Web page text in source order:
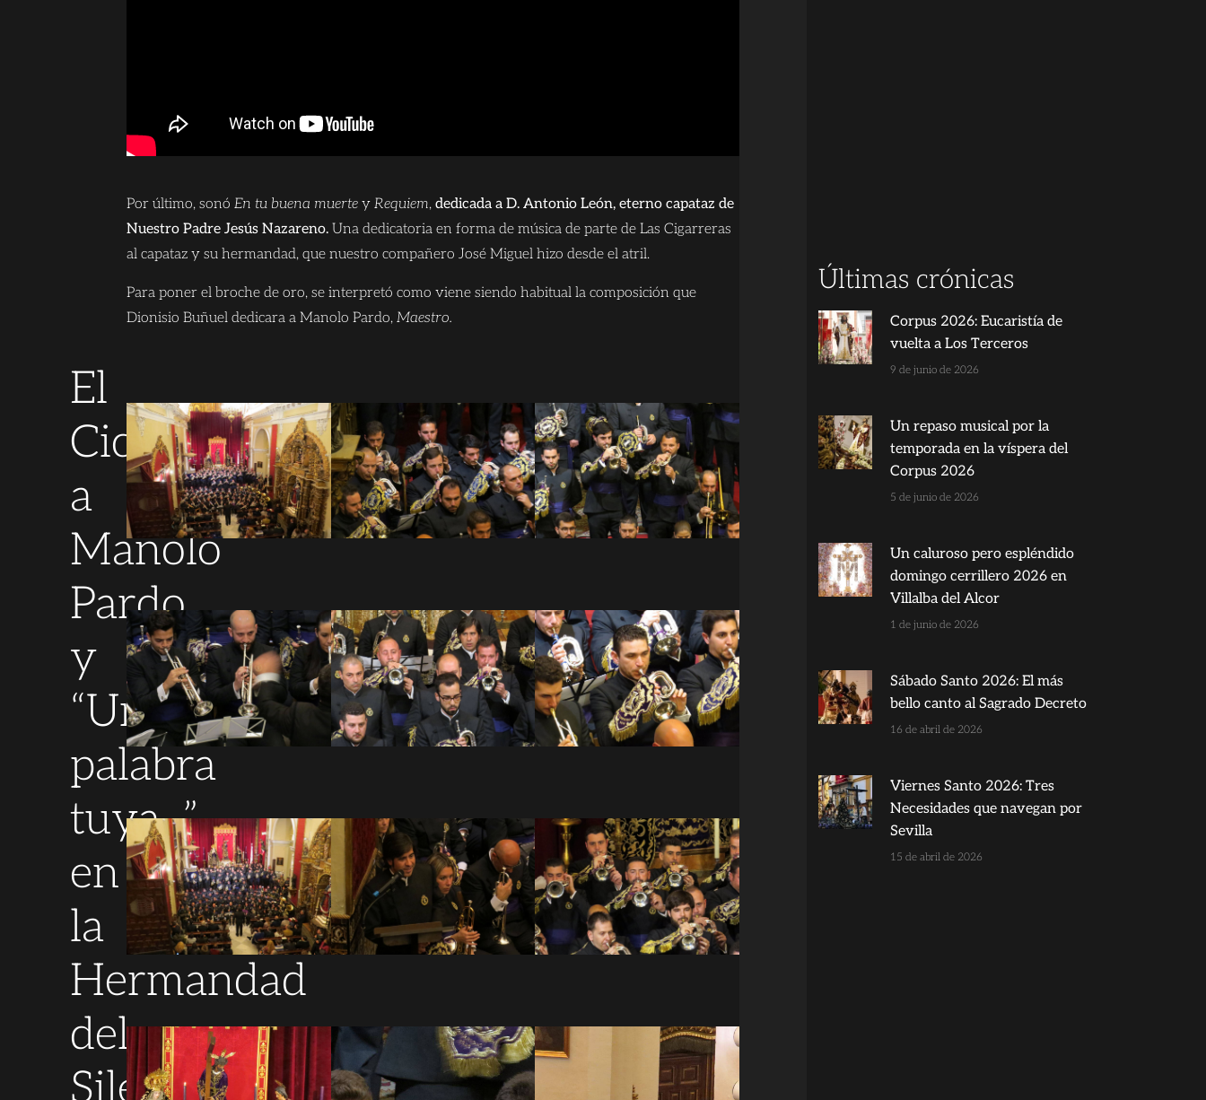
El
Ciclo
a
Manolo
Pardo
y
“Una
palabra
tuya...”,
en
la
Hermandad
del
Por último, sonó En tu buena muertey Requiem, dedicada a D. Antonio León, eterno capataz de
Nuestro Padre Jesús Nazareno.Una dedicatoria en forma de música de parte de Las Cigarreras
al capataz y su hermandad, que nuestro compañero José Miguel hizo desde el atril.
Para poner el broche de oro, se interpretó como viene siendo habitual la composición que
Dionisio Buñuel dedicara a Manolo Pardo, Maestro.
Últimas crónicas
Corpus 2026: Eucaristía de
vuelta a Los Terceros
9 de junio de 2026
Un repaso musical por la
temporada en la víspera del
Corpus 2026
5 de junio de 2026
Un caluroso pero espléndido
domingo cerrillero 2026 en
Villalba del Alcor
1 de junio de 2026
Sábado Santo 2026: El más
bello canto al Sagrado Decreto
16 de abril de 2026
Viernes Santo 2026: Tres
Necesidades que navegan por
Sevilla
15 de abril de 2026